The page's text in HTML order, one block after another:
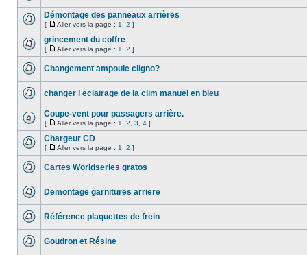
Démontage des panneaux arrières
[ Aller vers la page : 1 2 ]
grincement du coffre
[ Aller vers la page : 1 2 ]
Changement ampoule cligno?
changer l eclairage de la clim manuel en bleu
Coupe-vent pour passagers arrière.
[ Aller vers la page : 1 2 3 4 ]
Chargeur CD
[ Aller vers la page : 1 2 ]
Cartes Worldseries gratos
Demontage garnitures arriere
Référence plaquettes de frein
Goudron et Résine